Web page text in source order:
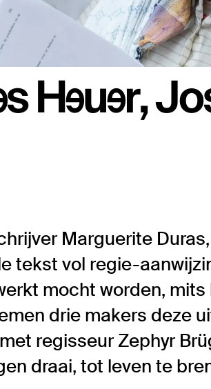
Heuer,
Marguerite
tekst vol regie-
mocht worden,
drie makers deze
regisseur Zephyr
draai, tot leven te